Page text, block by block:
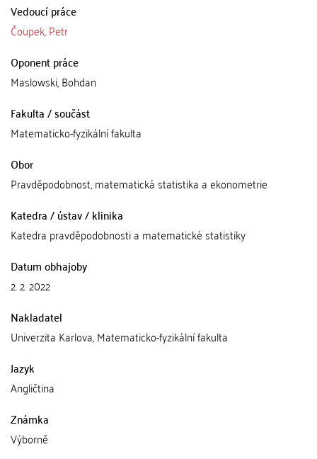
Vedoucí práce
Čoupek, Petr
Oponent práce
Maslowski, Bohdan
Fakulta / součást
Matematicko-fyzikální fakulta
Obor
Pravděpodobnost, matematická statistika a ekonometrie
Katedra / ústav / klinika
Katedra pravděpodobnosti a matematické statistiky
Datum obhajoby
2. 2. 2022
Nakladatel
Univerzita Karlova, Matematicko-fyzikální fakulta
Jazyk
Angličtina
Známka
Výborně